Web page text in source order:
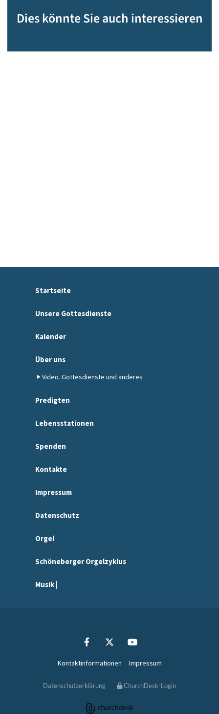
Dies könnte Sie auch interessieren
Startseite
Unsere Gottesdienste
Kalender
Über uns
Video. Gottesdienste und anderes
Predigten
Lebensstationen
Spenden
Kontakte
Impressum
Datenschutz
Orgel
Schöneberger Orgelzyklus
Musik |
Kontaktinformationen Impressum
Datenschutzerklärung ChurchDesk-Login